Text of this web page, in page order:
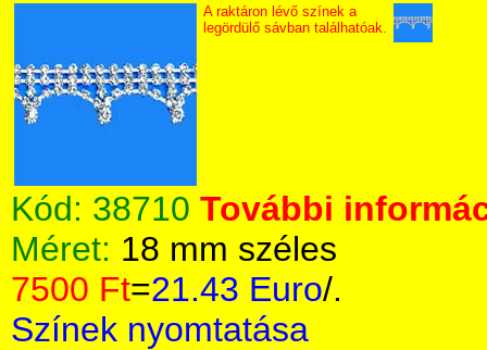
A raktáron lévő színek a
legördülő sávban találhatóak.
Kód: 38710 További
Méret: 18 mm széles
7500 Ft=21.43 Euro/.
Színek nyomtatása